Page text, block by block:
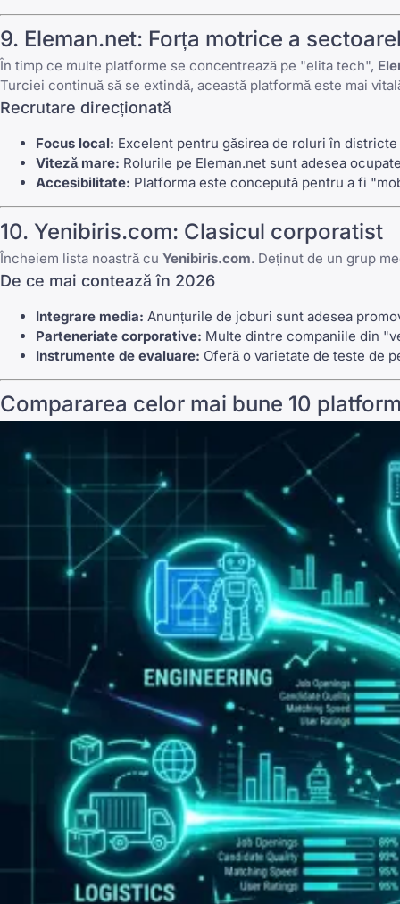
9. Eleman.net: Forța motrice a
În timp ce multe platforme se concentrează pe "elita tech",
Turciei continuă să se extindă, această platformă este mai
Recrutare direcționată
Focus local: Excelent pentru găsirea de roluri în
Viteză mare: Rolurile pe Eleman.net sunt adesea
Accesibilitate: Platforma este concepută pentru a fi
10. Yenibiris.com: Clasicul corporatist
Încheiem lista noastră cu Yenibiris.com. Deținut de un grup
De ce mai contează în 2026
Integrare media: Anunțurile de joburi sunt adesea
Parteneriate corporative: Multe dintre companiile din
Instrumente de evaluare: Oferă o varietate de teste de
Compararea celor mai bune 10